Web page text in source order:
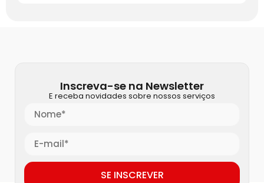
Inscreva-se na Newsletter
E receba novidades sobre nossos serviços
SE INSCREVER